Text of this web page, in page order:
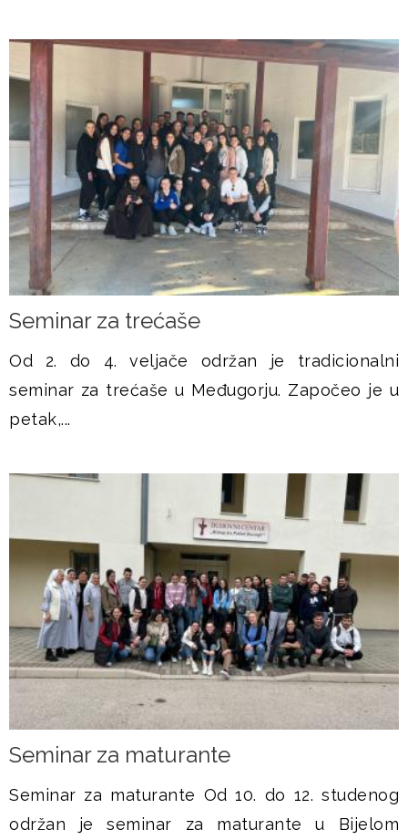
Seminar za trećaše
Od 2. do 4. veljače održan je tradicionalni
seminar za trećaše u Međugorju. Započeo je u
petak,...
Seminar za maturante
Seminar za maturante Od 10. do 12. studenog
održan je seminar za maturante u Bijelom